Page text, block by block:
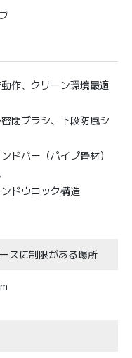
作、クリーン環境最適
閉ブラシ、下段防風シ
ドバー（パイプ骨材）
ドウロック構造
スに制限がある場所